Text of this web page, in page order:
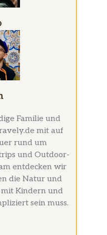
Familie und
mit auf
rund um
und Outdoor-
entdecken wir
die Natur und
mit Kindern und
sein muss.